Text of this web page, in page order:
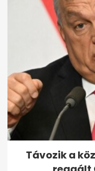
tette
Távozik a